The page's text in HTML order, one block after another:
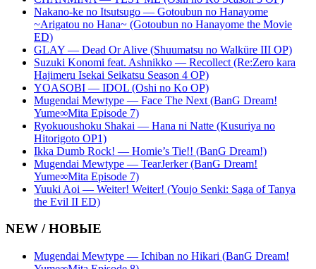
Nakano-ke no Itsutsugo — Gotoubun no Hanayome
~Arigatou no Hana~ (Gotoubun no Hanayome the Movie
ED)
GLAY — Dead Or Alive (Shuumatsu no Walküre III OP)
Suzuki Konomi feat. Ashnikko — Recollect (Re:Zero kara
Hajimeru Isekai Seikatsu Season 4 OP)
YOASOBI — IDOL (Oshi no Ko OP)
Mugendai Mewtype — Face The Next (BanG Dream!
Yume∞Mita Episode 7)
Ryokuoushoku Shakai — Hana ni Natte (Kusuriya no
Hitorigoto OP1)
Ikka Dumb Rock! — Homie’s Tie!! (BanG Dream!)
Mugendai Mewtype — TearJerker (BanG Dream!
Yume∞Mita Episode 7)
Yuuki Aoi — Weiter! Weiter! (Youjo Senki: Saga of Tanya
the Evil II ED)
NEW / НОВЫЕ
Mugendai Mewtype — Ichiban no Hikari (BanG Dream!